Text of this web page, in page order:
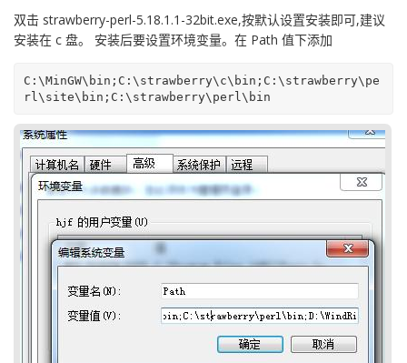
双击 strawberry-perl-5.18.1.1-32bit.exe,按默认设置安装即可,建议
安装在 c 盘。 安装后要设置环境变量。在 Path 值下添加
C:\MinGW\bin;C:\strawberry\c\bin;C:\strawberry\pe
rl\site\bin;C:\strawberry\perl\bin